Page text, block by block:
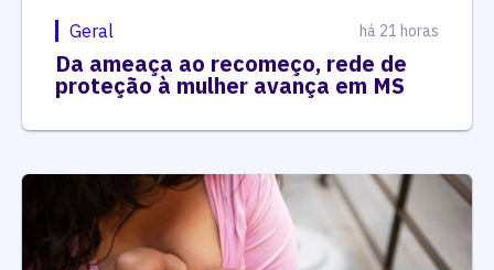
Geral há 21 horas
Da ameaça ao recomeço, rede de
proteção à mulher avança em MS